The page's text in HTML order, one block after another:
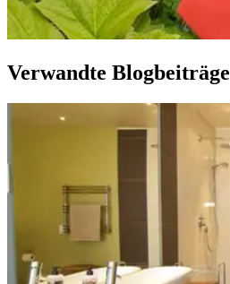
Verwandte Blogbeiträge